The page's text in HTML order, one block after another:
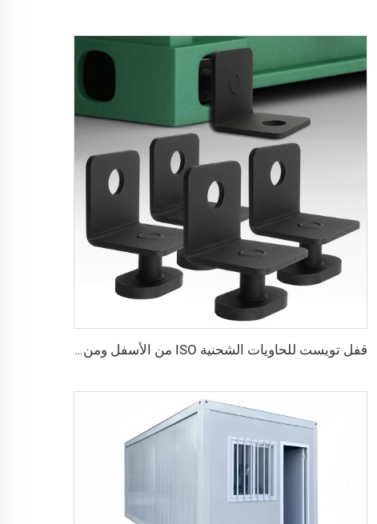
قفل تويست للحاويات الشحنية ISO من الأسفل ومن الجانب & قفل زاوية لتثبيت البضائع